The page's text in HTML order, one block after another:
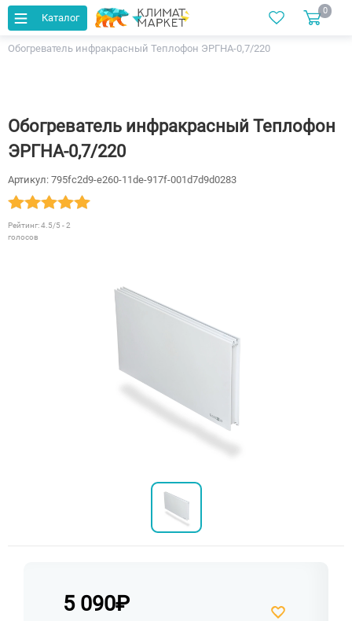
Каталог
0
Главная Каталог
ИК Обогреватели
Обогреватель инфракрасный Теплофон ЭРГНА-0,7/220
Обогреватель инфракрасный Теплофон
ЭРГНА-0,7/220
Артикул: 795fc2d9-e260-11de-917f-001d7d9d0283
Рейтинг:4.5/5 -2
голосов
5 090₽